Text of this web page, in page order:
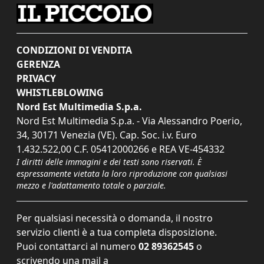
CONDIZIONI DI VENDITA
GERENZA
PRIVACY
WHISTLEBLOWING
Nord Est Multimedia S.p.a.
Nord Est Multimedia S.p.a. - Via Alessandro Poerio,
34, 30171 Venezia (VE). Cap. Soc. i.v. Euro
1.432.522,00 C.F. 05412000266 e REA VE-454332
I diritti delle immagini e dei testi sono riservati. È
espressamente vietata la loro riproduzione con qualsiasi
mezzo e l'adattamento totale o parziale.
Per qualsiasi necessità o domanda, il nostro
servizio clienti è a tua completa disposizione.
Puoi contattarci al numero 02 89362545 o
scrivendo una mail a